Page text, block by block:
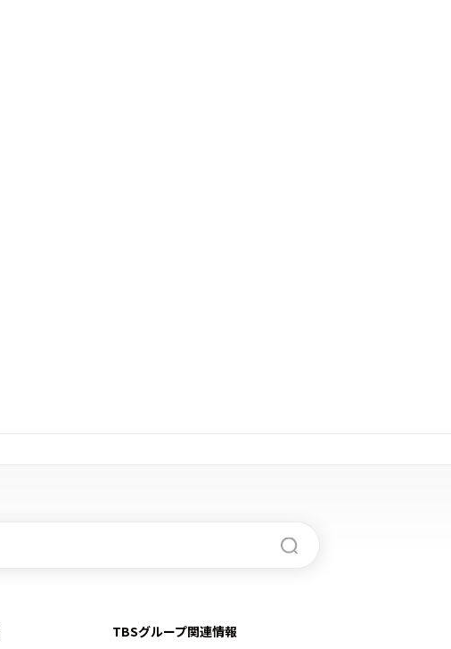
TBSグループ関連情報